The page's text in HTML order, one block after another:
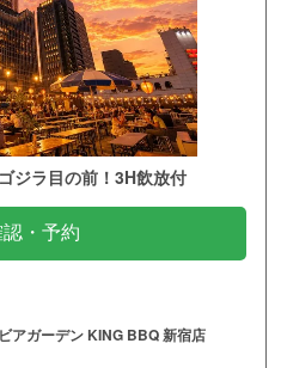
ジラ目の前！3H飲放付
・予約
アガーデン KING BBQ 新宿店